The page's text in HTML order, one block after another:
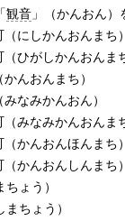
観音」（かんおん）
にしかんおんまち）
ひがしかんおんま
んおんまち）
なみかんおん）
みなみかんおんま
かんおんほんまち）
かんおんしんまち）
ょう）
ちょう）